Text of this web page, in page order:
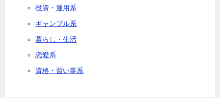
投資・運用系
ギャンブル系
暮らし・生活
恋愛系
資格・習い事系